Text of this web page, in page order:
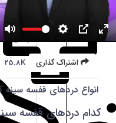
اشتراک گذاری 25.8K
انواع دردهای قفسه سینه
کدام دردهای قفسه